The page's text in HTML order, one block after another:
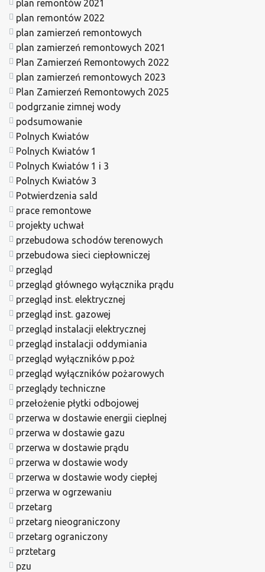
plan remontów 2021
plan remontów 2022
plan zamierzeń remontowych
plan zamierzeń remontowych 2021
Plan Zamierzeń Remontowych 2022
plan zamierzeń remontowych 2023
Plan Zamierzeń Remontowych 2025
podgrzanie zimnej wody
podsumowanie
Polnych Kwiatów
Polnych Kwiatów 1
Polnych Kwiatów 1 i 3
Polnych Kwiatów 3
Potwierdzenia sald
prace remontowe
projekty uchwał
przebudowa schodów terenowych
przebudowa sieci ciepłowniczej
przegląd
przegląd głównego wyłącznika prądu
przegląd inst. elektrycznej
przegląd inst. gazowej
przegląd instalacji elektrycznej
przegląd instalacji oddymiania
przegląd wyłączników p.poż
przegląd wyłączników pożarowych
przeglądy techniczne
przełożenie płytki odbojowej
przerwa w dostawie energii cieplnej
przerwa w dostawie gazu
przerwa w dostawie prądu
przerwa w dostawie wody
przerwa w dostawie wody ciepłej
przerwa w ogrzewaniu
przetarg
przetarg nieograniczony
przetarg ograniczony
prztetarg
pzu